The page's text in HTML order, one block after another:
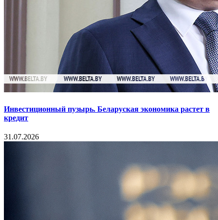
Инвестиционный пузырь. Беларуская экономика растет в
кредит
31.07.2026